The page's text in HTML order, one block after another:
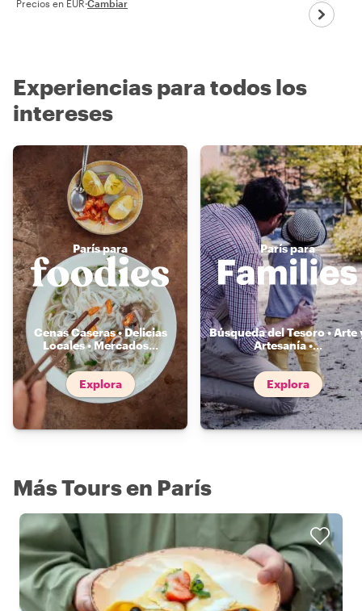
Precios en EUR·Cambiar
Experiencias para todos los
intereses
París para
Cenas Caseras • Delicias
Locales • Mercados...
Explora
París para
Búsqueda del Tesoro • Arte
Artesanía •...
Explora
Más Tours en París